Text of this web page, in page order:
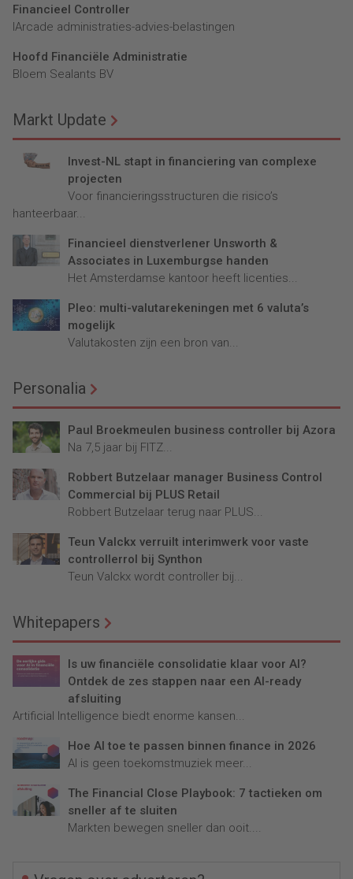
Financieel Controller
lArcade administraties-advies-belastingen
Hoofd Financiële Administratie
Bloem Sealants BV
Markt Update
Invest-NL stapt in financiering van complexe
projecten
Voor financieringsstructuren die risico’s
hanteerbaar...
Financieel dienstverlener Unsworth &
Associates in Luxemburgse handen
Het Amsterdamse kantoor heeft licenties...
Pleo: multi-valutarekeningen met 6 valuta’s
mogelijk
Valutakosten zijn een bron van...
Personalia
Paul Broekmeulen business controller bij Azora
Na 7,5 jaar bij FITZ...
Robbert Butzelaar manager Business Control
Commercial bij PLUS Retail
Robbert Butzelaar terug naar PLUS...
Teun Valckx verruilt interimwerk voor vaste
controllerrol bij Synthon
Teun Valckx wordt controller bij...
Whitepapers
Is uw financiële consolidatie klaar voor AI?
Ontdek de zes stappen naar een AI-ready
afsluiting
Artificial Intelligence biedt enorme kansen...
Hoe AI toe te passen binnen finance in 2026
AI is geen toekomstmuziek meer...
The Financial Close Playbook: 7 tactieken om
sneller af te sluiten
Markten bewegen sneller dan ooit....